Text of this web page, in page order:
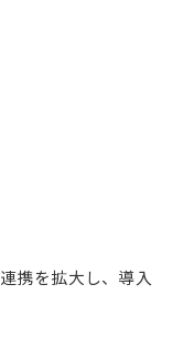
携を拡大し、導入